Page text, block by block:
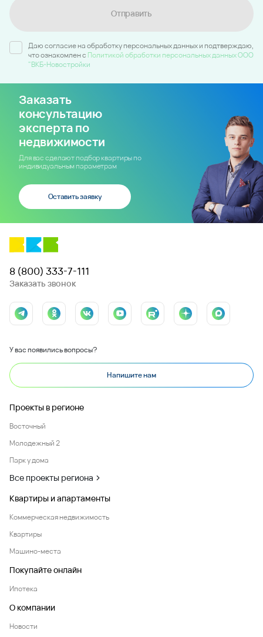
Отправить
Даю согласие на обработку персональных данных и подтверждаю,
что ознакомлен c Политикой обработки персональных данных ООО
"ВКБ-Новостройки
Заказать
консультацию
эксперта по
недвижимости
Для вас сделают подбор квартиры по
индивидуальным параметрам
Оставить заявку
8 (800) 333-7-111
Заказать звонок
У вас появились вопросы?
Напишите нам
Проекты в регионе
Восточный
Молодежный 2
Парк у дома
Все проекты региона
Квартиры и апартаменты
Коммерческая недвижимость
Квартиры
Машино-места
Покупайте онлайн
Ипотека
О компании
Новости